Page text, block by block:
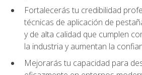
Fortalecerás tu credibilidad
técnicas de aplicación de
y de alta calidad que cumplen
la industria y aumentan la
Mejorarás tu capacidad para